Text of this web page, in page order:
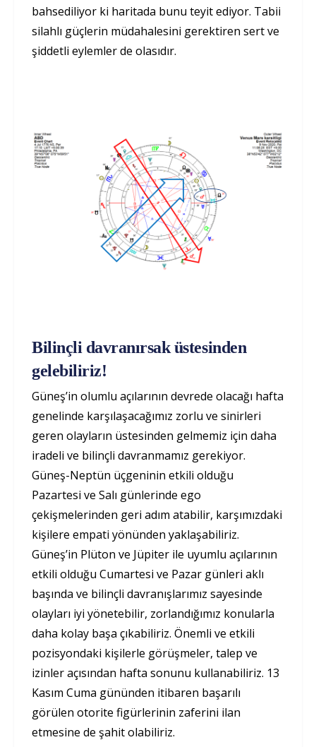
bahsediliyor ki haritada bunu teyit ediyor. Tabii
silahlı güçlerin müdahalesini gerektiren sert ve
şiddetli eylemler de olasıdır.
Bilinçli davranırsak üstesinden
gelebiliriz!
Güneş’in olumlu açılarının devrede olacağı hafta
genelinde karşılaşacağımız zorlu ve sinirleri
geren olayların üstesinden gelmemiz için daha
iradeli ve bilinçli davranmamız gerekiyor.
Güneş-Neptün üçgeninin etkili olduğu
Pazartesi ve Salı günlerinde ego
çekişmelerinden geri adım atabilir, karşımızdaki
kişilere empati yönünden yaklaşabiliriz.
Güneş’in Plüton ve Jüpiter ile uyumlu açılarının
etkili olduğu Cumartesi ve Pazar günleri aklı
başında ve bilinçli davranışlarımız sayesinde
olayları iyi yönetebilir, zorlandığımız konularla
daha kolay başa çıkabiliriz. Önemli ve etkili
pozisyondaki kişilerle görüşmeler, talep ve
izinler açısından hafta sonunu kullanabiliriz. 13
Kasım Cuma gününden itibaren başarılı
görülen otorite figürlerinin zaferini ilan
etmesine de şahit olabiliriz.